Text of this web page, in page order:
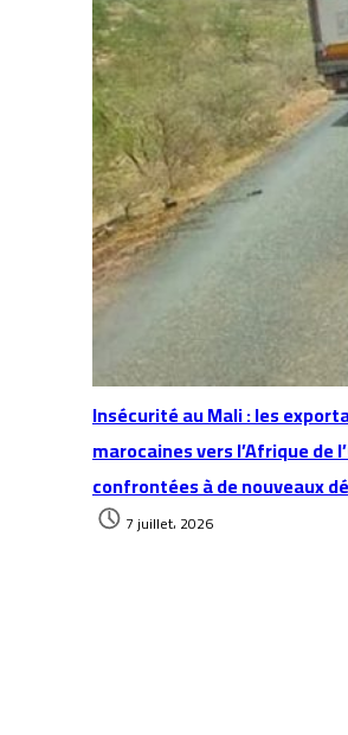
Insécurité au Mali : les
marocaines vers l’Afrique de
confrontées à de nouveaux
7 juillet، 2026